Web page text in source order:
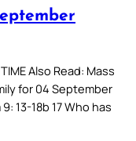
TIME Also Read: Mass
for 04 September
13-18b 17 Who has